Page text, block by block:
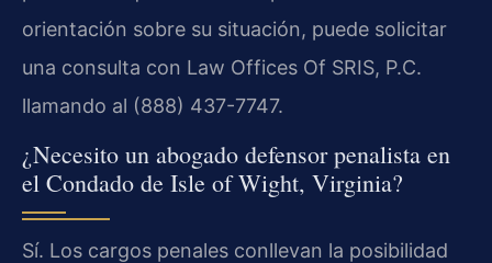
orientación sobre su situación, puede solicitar
una consulta con Law Offices Of SRIS, P.C.
llamando al (888) 437-7747.
¿Necesito un abogado defensor penalista en
el Condado de Isle of Wight, Virginia?
Sí. Los cargos penales conllevan la posibilidad